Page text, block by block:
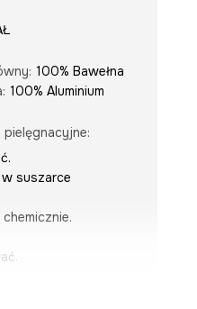
: 100% Bawełna
: 100% Aluminium
:
suszarce